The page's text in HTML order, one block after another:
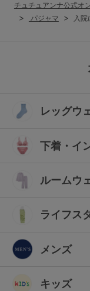
チュチュアンナ公式オ
パジャマ
入
レッグウ
下着・イ
ルームウ
ライフス
メンズ
キッズ